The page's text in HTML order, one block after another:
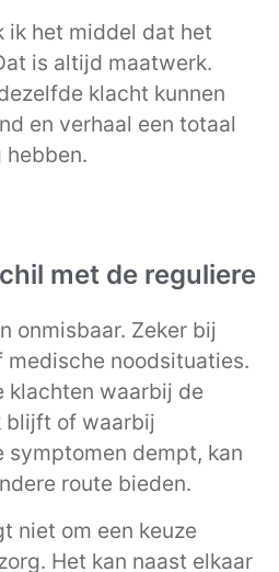
ik het middel dat het
is altijd maatwerk.
klacht kunnen
en verhaal een totaal
hebben.
met de reguliere
onmisbaar. Zeker bij
noodsituaties.
klachten waarbij de
blijft of waarbij
symptomen dempt, kan
route bieden.
niet om een keuze
Het kan naast elkaar